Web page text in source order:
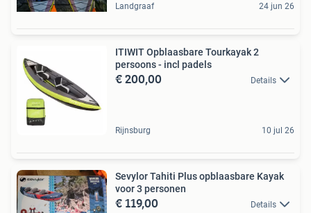
Landgraaf 24 jun 26
ITIWIT Opblaasbare Tourkayak 2
persoons - incl padels
€ 200,00 Details
Rijnsburg 10 jul 26
Sevylor Tahiti Plus opblaasbare Kayak
voor 3 personen
€ 119,00 Details